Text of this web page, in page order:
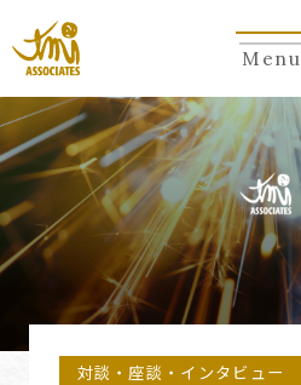
Menu
対談・座談・インタビュー